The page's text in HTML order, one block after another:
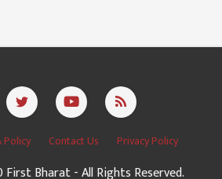
Policy Contact Us Privacy Policy
Bharat - All Rights Reserved.